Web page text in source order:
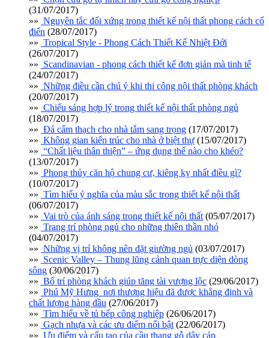
(31/07/2017)
»» Nguyên tắc đối xứng trong thiết kế nội thất phong cách cổ
điển (28/07/2017)
»» Tropical Style - Phong Cách Thiết Kế Nhiệt Đới
(26/07/2017)
»» Scandinavian - phong cách thiết kế đơn giản mà tinh tế
(24/07/2017)
»» Những điều cần chú ý khi thi công nội thất phòng khách
(20/07/2017)
»» Chiếu sáng hợp lý trong thiết kế nội thất phòng ngủ
(18/07/2017)
»» Đá cẩm thạch cho nhà tắm sang trọng (17/07/2017)
»» Không gian kiến trúc cho nhà ở biệt thự (15/07/2017)
»» “Chất liệu thân thiện” – ứng dụng thế nào cho khéo?
(13/07/2017)
»» Phong thủy căn hộ chung cư, kiêng kỵ nhất điều gì?
(10/07/2017)
»» Tìm hiểu ý nghĩa của màu sắc trong thiết kế nội thất
(06/07/2017)
»» Vai trò của ánh sáng trong thiết kế nội thất (05/07/2017)
»» Trang trí phòng ngủ cho những thiên thần nhỏ
(04/07/2017)
»» Những vị trí không nên đặt giường ngủ (03/07/2017)
»» Scenic Valley – Thung lũng cảnh quan trực diện dòng
sông (30/06/2017)
»» Bố trí phòng khách giúp tăng tài vượng lộc (29/06/2017)
»» Phú Mỹ Hưng_nơi thương hiệu đã được khẳng định và
chất lượng hàng đầu (27/06/2017)
»» Tìm hiểu về tủ bếp công nghiệp (26/06/2017)
»» Gạch nhựa và các ưu điểm nổi bật (22/06/2017)
»» Ưu điểm và cấu tạo của cầu thang gỗ dây cáp